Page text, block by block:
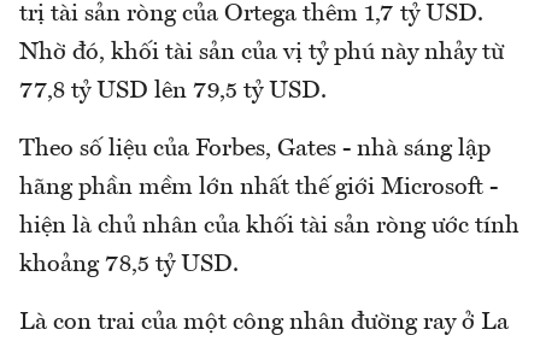
trị tài sản ròng của Ortega thêm 1,7 tỷ USD.
Nhờ đó, khối tài sản của vị tỷ phú này nhảy từ
77,8 tỷ USD lên 79,5 tỷ USD.
Theo số liệu của Forbes, Gates - nhà sáng lập
hãng phần mềm lớn nhất thế giới Microsoft -
hiện là chủ nhân của khối tài sản ròng ước tính
khoảng 78,5 tỷ USD.
Là con trai của một công nhân đường ray ở La